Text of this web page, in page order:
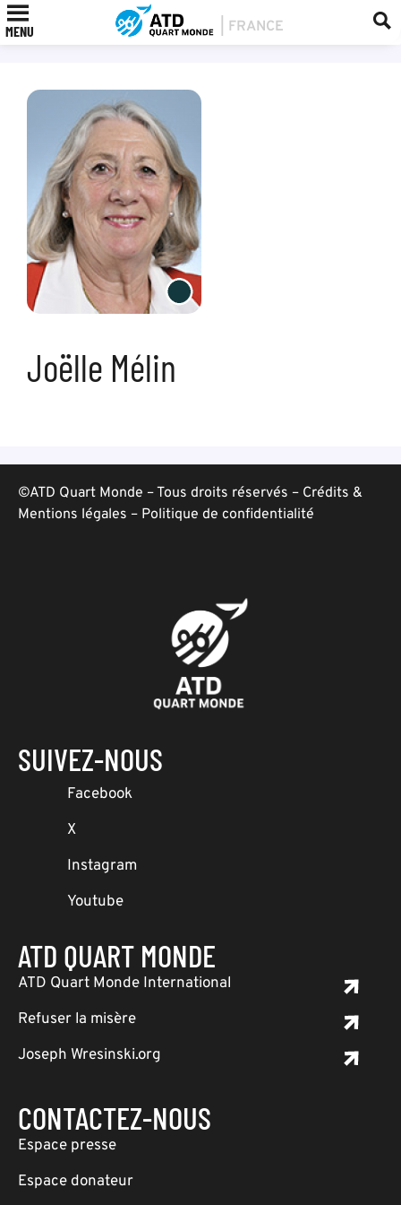
MENU
Joëlle Mélin
©ATD Quart Monde – Tous droits réservés – Crédits &
Mentions légales – Politique de confidentialité
SUIVEZ-NOUS
Facebook
X
Instagram
Youtube
ATD QUART MONDE
ATD Quart Monde International
Refuser la misère
Joseph Wresinski.org
CONTACTEZ-NOUS
Espace presse
Espace donateur